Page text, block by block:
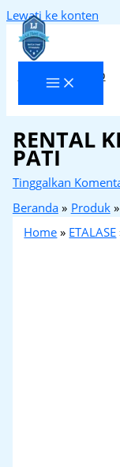
Lewati ke konten
Laja Transindo
RENTAL
PATI
Tinggalkan
Beranda
Produk
Home » ETALASE